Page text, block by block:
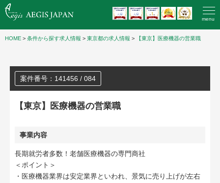
menu
HOME > 条件から探す求人情報 > 東京都の求人情報 > 【東京】医療機器の営業職
案件番号：141456 / 084
【東京】医療機器の営業職
事業内容
長期就労者多数！老舗医療機器の専門商社
＜ポイント＞
・医療機器業界は安定業界といわれ、景気に売り上げが左右